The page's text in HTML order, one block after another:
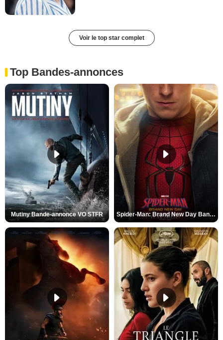
Voir le top star complet
Top Bandes-annonces
Mutiny Bande-annonce VO STFR Spider-Man: Brand New Day Bande-annonce VO STFR